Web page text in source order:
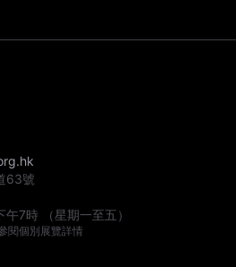
63號
午7時 （星期一至五）
閱個別展覽詳情